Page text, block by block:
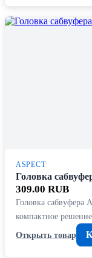
ASPECT
Головка
309.00 RUB
Головка сабвуфера
компактное
Открыть товар